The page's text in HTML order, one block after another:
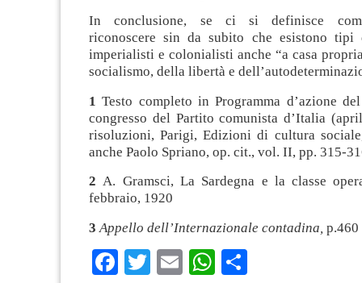
In conclusione, se ci si definisce
riconoscere sin da subito che esistono tipi
imperialisti e colonialisti anche “a casa
socialismo, della libertà e
1Testo completo in Programma d’azione
congresso del Partito comunista d’Italia
risoluzioni, Parigi, Edizioni di cultura
anche Paolo Spriano, op. cit., vol. II, pp. 315-
2A. Gramsci, La Sardegna e la classe
febbraio, 1920
3 Appello dell’Internazionale contadina, p.460
Facebook
Twitter
EmailWhatsApp